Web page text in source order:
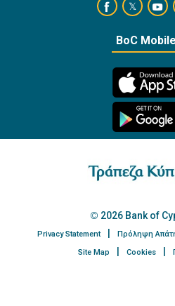
https://
https://
BoC
2026 Bank of
Privacy Statement Πρόληψη
Site Map
Cookies